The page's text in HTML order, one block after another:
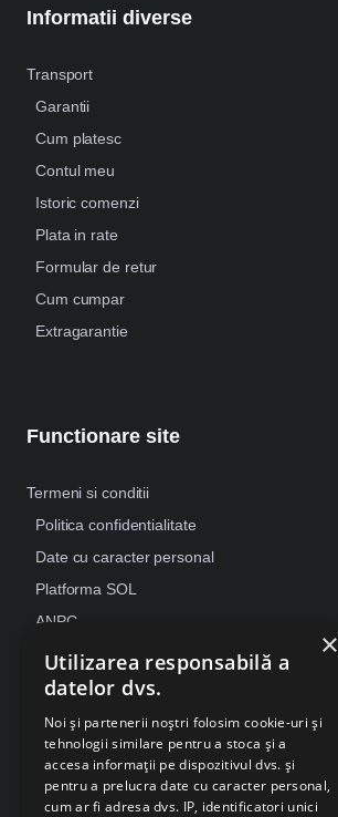
Informatii diverse
Transport
Garantii
Cum platesc
Contul meu
Istoric comenzi
Plata in rate
Formular de retur
Cum cumpar
Extragarantie
Functionare site
Termeni si conditii
Politica confidentialitate
Date cu caracter personal
Platforma SOL
ANPC
Despre Cookies
Retragere din contract
×
Utilizarea responsabilă a
datelor dvs.
Noi și partenerii noștri folosim cookie-uri și
tehnologii similare pentru a stoca și a
accesa informații pe dispozitivul dvs. și
pentru a prelucra date cu caracter personal,
cum ar fi adresa dvs. IP, identificatori unici